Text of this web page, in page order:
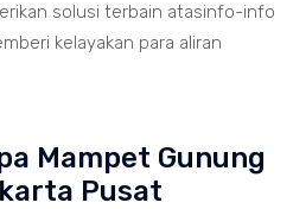
solusi terbain atasinfo-info
kelayakan para aliran
Mampet Gunung
Pusat